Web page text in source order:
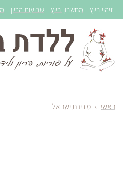
זיהוי ביוץ מחשבון ביוץ שבועות הריון
ראשי › מדינת ישראל